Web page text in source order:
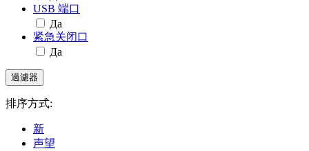
USB 端口
Да
紧急关闭口
Да
排序方式:
新
声望